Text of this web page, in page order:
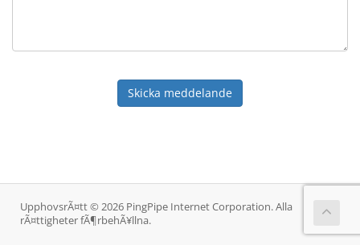
Skicka meddelande
UpphovsrÃ¤tt © 2026 PingPipe Internet Corporation. Alla
rÃ¤ttigheter fÃ¶rbehÃ¥llna.